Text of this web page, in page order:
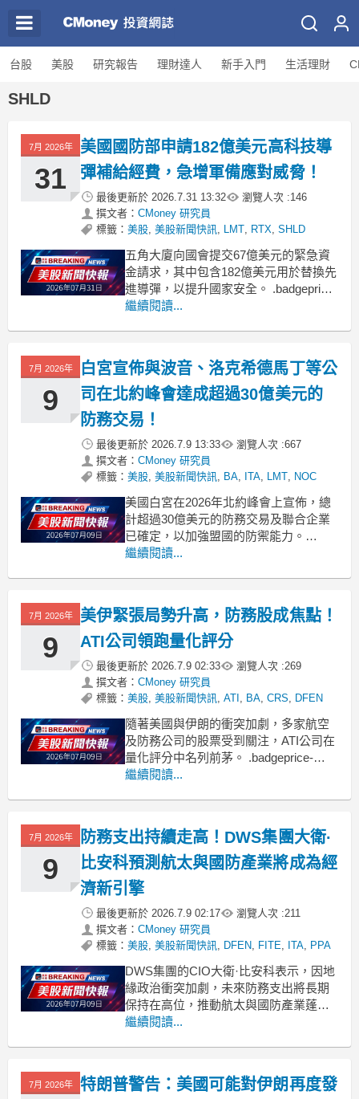
台股 美股 研究報告 理財達人 新手入門 生活理財
SHLD
7月 2026年
31
美國國防部申請182億美元高科技導
彈補給經費，急增軍備應對威脅！
最後更新於 2026.7.31 13:32 瀏覽人次 :146
撰文者： CMoney 研究員
標籤： 美股, 美股新聞快訊, LMT, RTX, SHLD
五角大廈向國會提交67億美元的緊急資
金請求，其中包含182億美元用於替換先
進導彈，以提升國家安全。 .badgeprice-
container {
gap: 1rem !important;
繼續閱讀...
7月 2026年
9
白宮宣佈與波音、洛克希德馬丁等公
司在北約峰會達成超過30億美元的
防務交易！
最後更新於 2026.7.9 13:33 瀏覽人次 :667
撰文者： CMoney 研究員
標籤： 美股, 美股新聞快訊, BA, ITA, LMT, NOC
美國白宮在2026年北約峰會上宣佈，總
計超過30億美元的防務交易及聯合企業
已確定，以加強盟國的防禦能力。
.badgeprice-container {
gap: 1rem !important;
繼續閱讀...
7月 2026年
9
美伊緊張局勢升高，防務股成焦點！
ATI公司領跑量化評分
最後更新於 2026.7.9 02:33 瀏覽人次 :269
撰文者： CMoney 研究員
標籤： 美股, 美股新聞快訊, ATI , BA, CRS, DFEN
隨著美國與伊朗的衝突加劇，多家航空
及防務公司的股票受到關注，ATI公司在
量化評分中名列前茅。 .badgeprice-
container {
gap: 1rem !important;
繼續閱讀...
7月 2026年
9
防務支出持續走高！DWS集團大衛·
比安科預測航太與國防產業將成為經
濟新引擎
最後更新於 2026.7.9 02:17 瀏覽人次 :211
撰文者： CMoney 研究員
標籤： 美股, 美股新聞快訊, DFEN, FITE, ITA, PPA
DWS集團的CIO大衛·比安科表示，因地
緣政治衝突加劇，未來防務支出將長期
保持在高位，推動航太與國防產業蓬勃
發展。 .badgeprice-container {
gap: 1rem !important;
繼續閱讀...
7月 2026年
特朗普警告：美國可能對伊朗再度發